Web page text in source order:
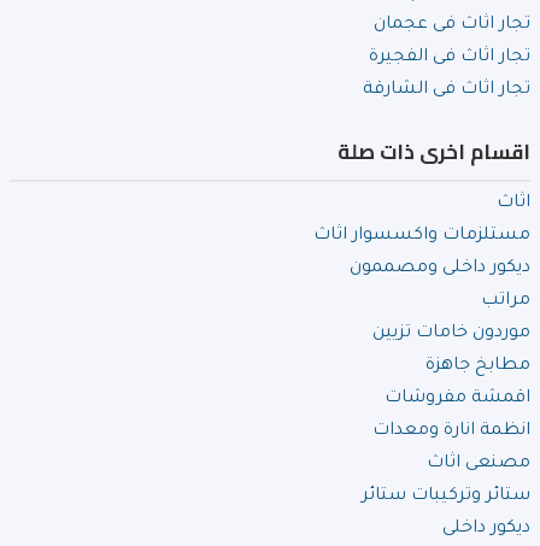
تجار اثاث فى عجمان
تجار اثاث فى الفجيرة
تجار اثاث فى الشارقة
اقسام اخرى ذات صلة
اثاث
مستلزمات واكسسوار اثاث
ديكور داخلى ومصممون
مراتب
موردون خامات تزيين
مطابخ جاهزة
اقمشة مفروشات
انظمة انارة ومعدات
مصنعى اثاث
ستائر وتركيبات ستائر
ديكور داخلى